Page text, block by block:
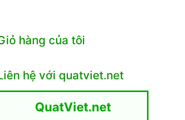
hàng của tôi
hệ với quatviet.net
QuatViet.net